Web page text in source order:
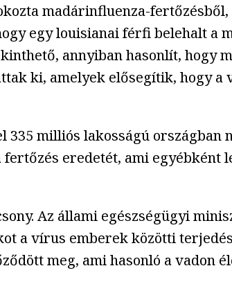
madárinfluenza-
egy louisianai férfi belehalt a
annyiban hasonlít, hogy
ki, amelyek elősegítik, hogy
335 milliós lakosságú
eredetét, ami egyébként
Az állami egészségügyi
a vírus emberek közötti
meg, ami hasonló a vadon